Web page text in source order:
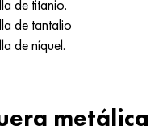
de titanio.
de tantalio
de níquel.
metálica